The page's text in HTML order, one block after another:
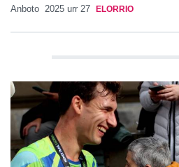
Anboto 2025 urr 27 ELORRIO